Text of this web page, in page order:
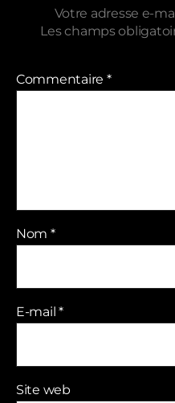
Votre adresse e-
Les champs
Commentaire *
Nom *
E-mail*
Site web